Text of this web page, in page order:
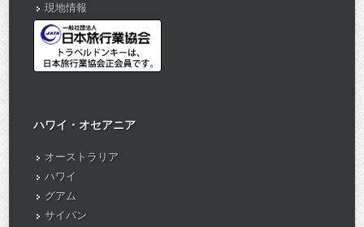
現地情報
ハワイ・オセアニア
オーストラリア
ハワイ
グアム
サイパン